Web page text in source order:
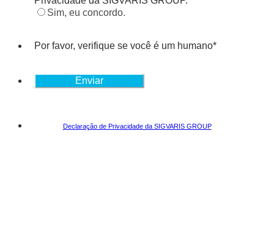
Sim, eu concordo.
Por favor, verifique se você é um humano*
Enviar
Declaração de Privacidade da SIGVARIS GROUP